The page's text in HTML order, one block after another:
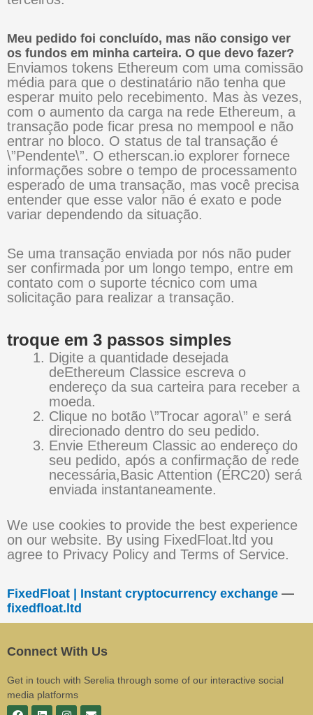
Meu pedido foi concluído, mas não consigo ver
os fundos em minha carteira. O que devo fazer?
Enviamos tokens Ethereum com uma comissão
média para que o destinatário não tenha que
esperar muito pelo recebimento. Mas às vezes,
com o aumento da carga na rede Ethereum, a
transação pode ficar presa no mempool e não
entrar no bloco. O status de tal transação é
\”Pendente\”. O etherscan.io explorer fornece
informações sobre o tempo de processamento
esperado de uma transação, mas você precisa
entender que esse valor não é exato e pode
variar dependendo da situação.
Se uma transação enviada por nós não puder
ser confirmada por um longo tempo, entre em
contato com o suporte técnico com uma
solicitação para realizar a transação.
troque em 3 passos simples
Digite a quantidade desejada
deEthereum Classice escreva o
endereço da sua carteira para receber a
moeda.
Clique no botão \”Trocar agora\” e será
direcionado dentro do seu pedido.
Envie Ethereum Classic ao endereço do
seu pedido, após a confirmação de rede
necessária,Basic Attention (ERC20) será
enviada instantaneamente.
We use cookies to provide the best experience
on our website. By using FixedFloat.ltd you
agree to Privacy Policy and Terms of Service.
FixedFloat | Instant cryptocurrency exchange —
fixedfloat.ltd
Connect With Us
Get in touch with Serelia through some of our interactive social
media platforms